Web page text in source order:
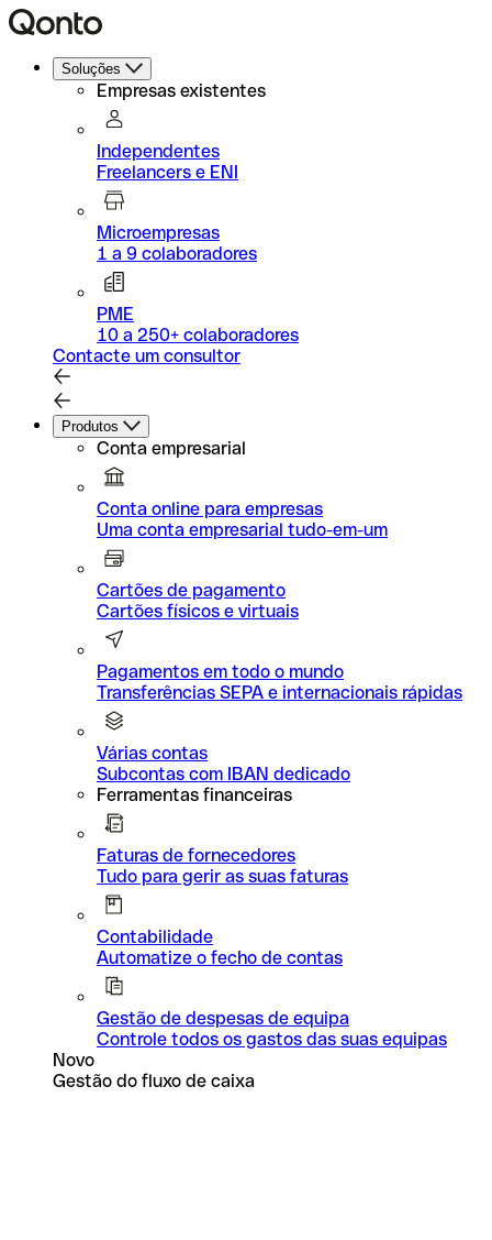
Soluções
Empresas existentes
Independentes
Freelancers e ENI
Microempresas
1 a 9 colaboradores
PME
10 a 250+ colaboradores
Contacte um consultor
Produtos
Conta empresarial
Conta online para empresas
Uma conta empresarial tudo-em-um
Cartões de pagamento
Cartões físicos e virtuais
Pagamentos em todo o mundo
Transferências SEPA e internacionais rápidas
Várias contas
Subcontas com IBAN dedicado
Ferramentas financeiras
Faturas de fornecedores
Tudo para gerir as suas faturas
Contabilidade
Automatize o fecho de contas
Gestão de despesas de equipa
Controle todos os gastos das suas equipas
Novo
Gestão do fluxo de caixa